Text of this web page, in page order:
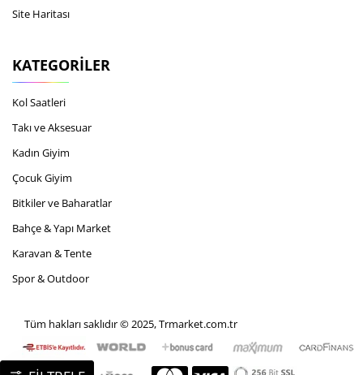
Site Haritası
KATEGORILER
Kol Saatleri
Takı ve Aksesuar
Kadın Giyim
Çocuk Giyim
Bitkiler ve Baharatlar
Bahçe & Yapı Market
Karavan & Tente
Spor & Outdoor
Tüm hakları saklıdır © 2025, Trmarket.com.tr